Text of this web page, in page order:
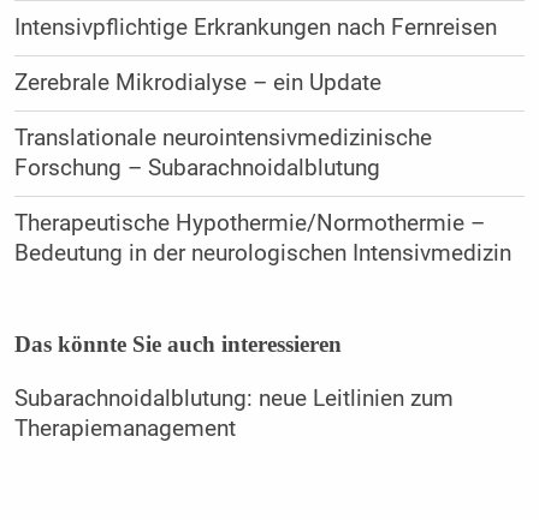
Intensivpflichtige Erkrankungen nach Fernreisen
Zerebrale Mikrodialyse – ein Update
Translationale neurointensivmedizinische
Forschung – Subarachnoidalblutung
Therapeutische Hypothermie/Normothermie –
Bedeutung in der neurologischen Intensivmedizin
Das könnte Sie auch interessieren
Subarachnoidalblutung: neue Leitlinien zum
Therapiemanagement